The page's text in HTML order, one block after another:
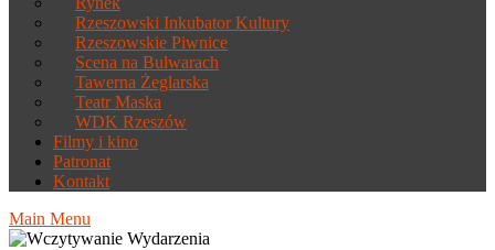
Rzeszowski Inkubator Kultury
Rzeszowskie Piwnice
Scena na Bulwarach
Tawerna Żeglarska
Teatr Maska
WDK Rzeszów
Filmy i kino
Patronat
Kontakt
Main Menu